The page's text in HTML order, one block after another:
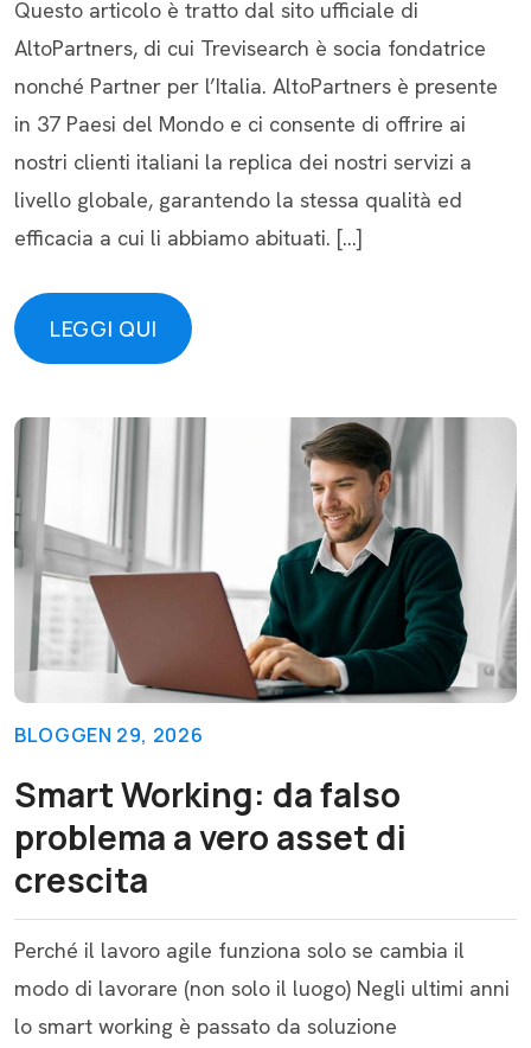
Questo articolo è tratto dal sito ufficiale di
AltoPartners, di cui Trevisearch è socia fondatrice
nonché Partner per l’Italia. AltoPartners è presente
in 37 Paesi del Mondo e ci consente di offrire ai
nostri clienti italiani la replica dei nostri servizi a
livello globale, garantendo la stessa qualità ed
efficacia a cui li abbiamo abituati. […]
LEGGI QUI
LEGGI QUI
BLOGGEN 29, 2026
Smart Working: da falso
problema a vero asset di
crescita
Perché il lavoro agile funziona solo se cambia il
modo di lavorare (non solo il luogo) Negli ultimi anni
lo smart working è passato da soluzione